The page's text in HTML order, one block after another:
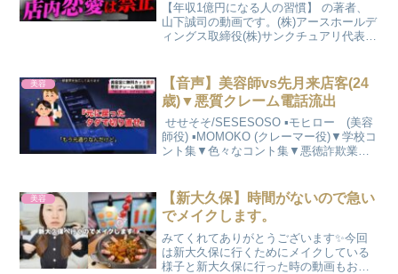
【年収1億円になる人の習慣】 の著者、
山下誠司の動画です。(株)アースホールデ
ィングス取締役(株)サンクチュアリ代表取
山下誠司公式Twitter山下誠司公式In...
美容
【音声】美容師vs先月来店客(24
歳)▼悪質クレーム電話流出
︎ せせそそ/SESESOSO ▪️モヒロー (美容
師役) ▪️MOMOKO (クレーマー役)▼学校コ
ント集▼色々なコント集▼悪徳詐欺業者
ム #クレーマー #電話 ...
美容
【新大久保】時間がないので急い
でメイクします。
みてくれてありがとうございます✨今回
は新大久保に行くためにメイクしている
様子と新大久保に行った時の動画もおま